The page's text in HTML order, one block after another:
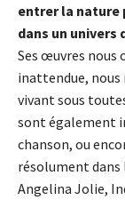
entrer la nature
dans un univers
Ses œuvres
inattendue,
vivant sous
sont également
chanson, ou
résolument dans
Angelina Jolie,